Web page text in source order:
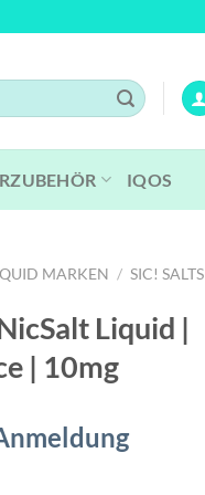
IQOS
MARKEN / SIC! SALTS
Liquid |
| 10mg